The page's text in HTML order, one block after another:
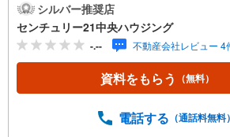
シルバー推奨店
センチュリー21中央ハウジング
-.-- 不動産会社レビュー 4
資料をもらう （無料）
電話する （通話料無料）